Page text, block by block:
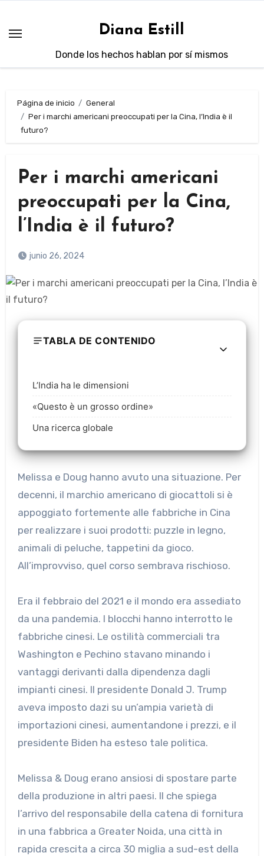
contenido
Diana Estill
Donde los hechos hablan por sí mismos
Página de inicio
General
Per i marchi americani preoccupati per la Cina, l’India è il
futuro?
Per i marchi americani
preoccupati per la Cina,
l’India è il futuro?
junio 26, 2024
TABLA DE CONTENIDO
L’India ha le dimensioni
«Questo è un grosso ordine»
Una ricerca globale
Melissa e Doug hanno avuto una situazione. Per
decenni, il marchio americano di giocattoli si è
appoggiato fortemente alle fabbriche in Cina
per realizzare i suoi prodotti: puzzle in legno,
animali di peluche, tappetini da gioco.
All’improvviso, quel corso sembrava rischioso.
Era il febbraio del 2021 e il mondo era assediato
da una pandemia. I blocchi hanno interrotto le
fabbriche cinesi. Le ostilità commerciali tra
Washington e Pechino stavano minando i
vantaggi derivanti dalla dipendenza dagli
impianti cinesi. Il presidente Donald J. Trump
aveva imposto dazi su un’ampia varietà di
importazioni cinesi, aumentandone i prezzi, e il
presidente Biden ha esteso tale politica.
Melissa & Doug erano ansiosi di spostare parte
della produzione in altri paesi. Il che spiega
l’arrivo del responsabile della catena di fornitura
in una fabbrica a Greater Noida, una città in
rapida crescita a circa 30 miglia a sud-est della